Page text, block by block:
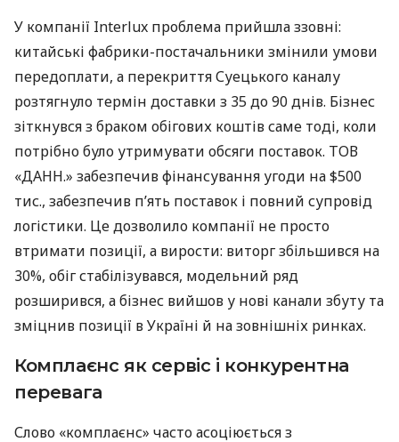
У компанії Interlux проблема прийшла ззовні:
китайські фабрики-постачальники змінили умови
передоплати, а перекриття Суецького каналу
розтягнуло термін доставки з 35 до 90 днів. Бізнес
зіткнувся з браком обігових коштів саме тоді, коли
потрібно було утримувати обсяги поставок. ТОВ
«ДАНН.» забезпечив фінансування угоди на $500
тис., забезпечив п’ять поставок і повний супровід
логістики. Це дозволило компанії не просто
втримати позиції, а вирости: виторг збільшився на
30%, обіг стабілізувався, модельний ряд
розширився, а бізнес вийшов у нові канали збуту та
зміцнив позиції в Україні й на зовнішніх ринках.
Комплаєнс як сервіс і конкурентна
перевага
Слово «комплаєнс» часто асоціюється з